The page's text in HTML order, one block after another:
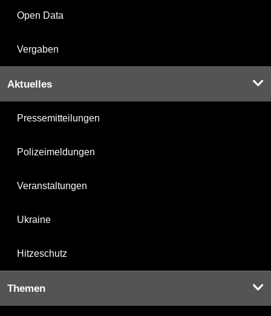
Open Data
Vergaben
Aktuelles
Pressemitteilungen
Polizeimeldungen
Veranstaltungen
Ukraine
Hitzeschutz
Themen